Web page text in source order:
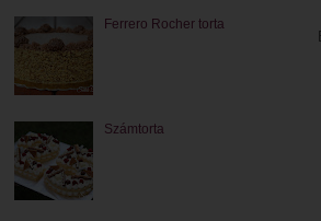
Ferrero Rocher torta
Számtorta